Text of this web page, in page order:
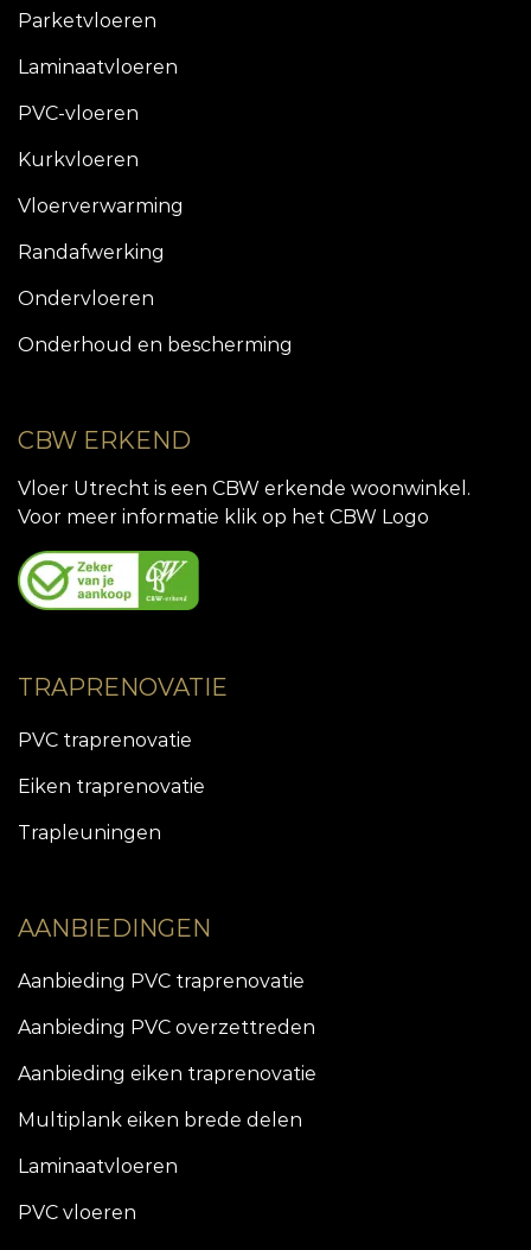
Parketvloeren
Laminaatvloeren
PVC-vloeren
Kurkvloeren
Vloerverwarming
Randafwerking
Ondervloeren
Onderhoud en bescherming
CBW ERKEND
Vloer Utrecht is een CBW erkende woonwinkel.
Voor meer informatie klik op het CBW Logo
TRAPRENOVATIE
PVC traprenovatie
Eiken traprenovatie
Trapleuningen
AANBIEDINGEN
Aanbieding PVC traprenovatie
Aanbieding PVC overzettreden
Aanbieding eiken traprenovatie
Multiplank eiken brede delen
Laminaatvloeren
PVC vloeren